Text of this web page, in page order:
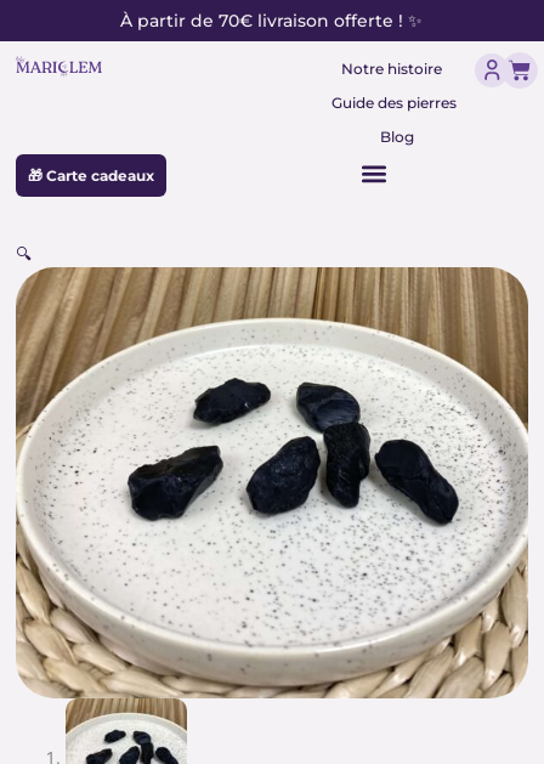
au
contenu
À partir de 70€ livraison offerte ! ✨
Notre histoire
Guide des pierres
Blog
🎁 Carte cadeaux
🔍